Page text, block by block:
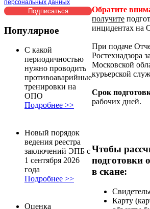
персональных данных
Популярное
С какой
периодичностью
нужно проводить
противоаварийные
тренировки на
ОПО
Подробнее >>
Новый порядок
ведения реестра
заключений ЭПБ с
1 сентября 2026
года
Подробнее >>
Оценка
Обратите
получите
инцидентах на
При подаче
Ростехнадзора
Московской
курьерской
Срок
рабочих дней.
Чтобы
подготовки
в скане:
Карту